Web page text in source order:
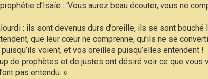
d’Isaïe : ‘Vous aurez beau écouter, vous ne
: ils sont devenus durs d’oreille, ils se sont bouché
que leur cœur ne comprenne, qu’ils ne se
voient, et vos oreilles puisqu’elles entendent !
de prophètes et de justes ont désiré voir ce que vous
pas entendu. »